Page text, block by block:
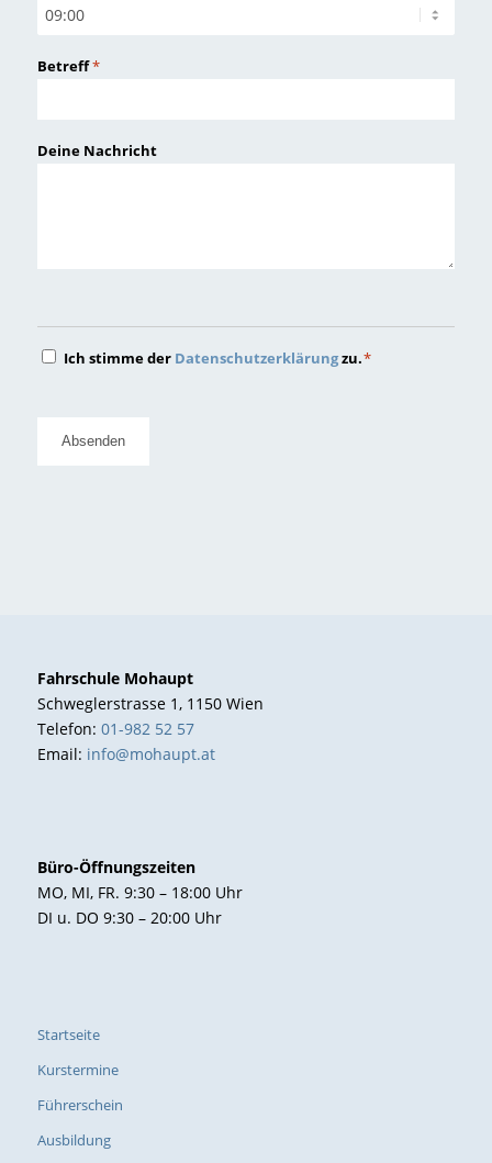
Betreff*
Deine Nachricht
Datenschutz
Ich stimme der Datenschutzerklärungzu.*
Fahrschule Mohaupt
Schweglerstrasse 1, 1150 Wien
Telefon: 01-982 52 57
Email: info@mohaupt.at
Büro-Öffnungszeiten
MO, MI, FR. 9:30 – 18:00 Uhr
DI u. DO 9:30 – 20:00 Uhr
Startseite
Kurstermine
Führerschein
Ausbildung